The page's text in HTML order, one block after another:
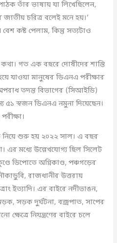
তাঁর ভাষায় যা লিখেছিলেন,
চরিত্র বলেই মনে হয়।’
বেশ কষ্ট পেলাম, কিন্তু সত্যটাও
গত এক বছরে দোষীদের শাস্তি
যাওয়া মানুষের ডিএনএ পরীক্ষার
তদন্ত বিভাগের (সিআইডি)
৫১ স্বজন ডিএনএ নমুনা দিয়েছেন।
নিয়ে শুরু হয় ২০২২ সাল। এ বছর
এর মধ্যে উল্লেখযোগ্য ছিল সিলেট
ডিপোতে অগ্নিকাণ্ড, পঞ্চগড়ের
রাজধানীর উত্তরায়
ইত্যাদি। এর বাইরে নদীভাঙন,
মড়ক, সড়ক দুর্ঘটনা, বজ্রপাত, সাপের
নিয়ন্ত্রণের বাইরে চলে